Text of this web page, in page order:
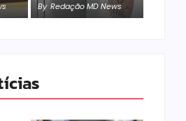
By Redação MD News